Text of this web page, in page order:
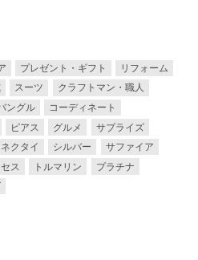
プレゼント・ギフト
リフォーム
スーツ
クラフトマン・職人
ングル
コーディネート
ピアス グルメ
サプライズ
ネクタイ シルバー
サファイア
ス トルマリン
プラチナ